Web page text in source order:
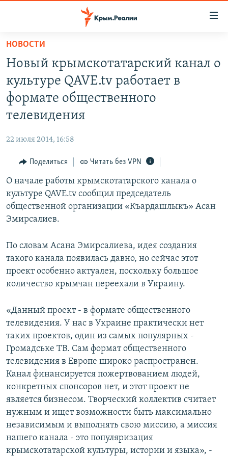
Вернуться
основному
содержанию
Вернутся
главной
Вернутся
поиску
СПЕЦПРОЕКТЫ
ВОДА
ИНФОГРАФИКА
ТЕЛЕПРОЕКТ КРЫМ.РЕАЛИИ
СОВЕТЫ ПРАВОЗАЩИТНИКОВ
ПРОПАВШИЕ БЕЗ ВЕСТИ
КРЫМ.НЕПОКОРЕННЫЙ
ELIFBE
РАДІО СВОБОДА
КАК ОБОЙТИ БЛОКИРОВКУ
Українською
Qırımtatar
Все сайты RFE/RL
НОВОСТИ
Новый крымскотатарский канал о
культуре QAVE.tv работает в
формате общественного
телевидения
22 июля 2014, 16:58
Поделиться Читать без VPN
О начале работы крымскотатарского канала о
культуре QAVE.tv сообщил председатель
общественной организации «Къардашлыкъ» Асан
Эмирсалиев.
По словам Асана Эмирсалиева, идея создания
такого канала появилась давно, но сейчас этот
проект особенно актуален, поскольку большое
количество крымчан переехали в Украину.
«Данный проект - в формате общественного
телевидения. У нас в Украине практически нет
таких проектов, один из самых популярных -
Громадське ТВ. Сам формат общественного
телевидения в Европе широко распространен.
Канал финансируется пожертвованием людей,
конкретных спонсоров нет, и этот проект не
является бизнесом. Творческий коллектив считает
нужным и ищет возможности быть максимально
независимым и выполнять свою миссию, а миссия
нашего канала - это популяризация
крымскотатарской культуры, истории и языка», -